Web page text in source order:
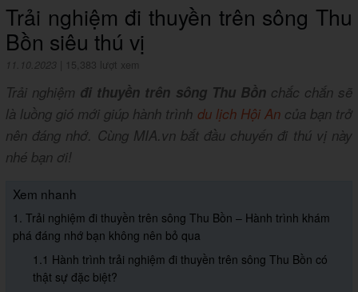
Trải nghiệm đi thuyền trên sông Thu
Bồn siêu thú vị
11.10.2023 15,383 lượt xem
Trải nghiệm đi thuyền trên sông Thu Bồnchắc chắn sẽ
là luồng gió mới giúp hành trình du lịch Hội Ancủa bạn trở
nên đáng nhớ. Cùng MIA.vn bắt đầu chuyến đi thú vị này
nhé bạn ơi!
Xem nhanh
1. Trải nghiệm đi thuyền trên sông Thu Bồn – Hành trình khám
phá đáng nhớ bạn không nên bỏ qua
1.1 Hành trình trải nghiệm đi thuyền trên sông Thu Bồn có
thật sự đặc biệt?